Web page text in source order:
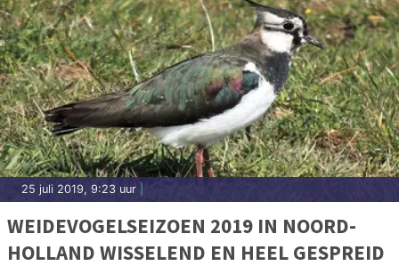
25 juli 2019, 9:23 uur
WEIDEVOGELSEIZOEN 2019 IN NOORD-
HOLLAND WISSELEND EN HEEL GESPREID